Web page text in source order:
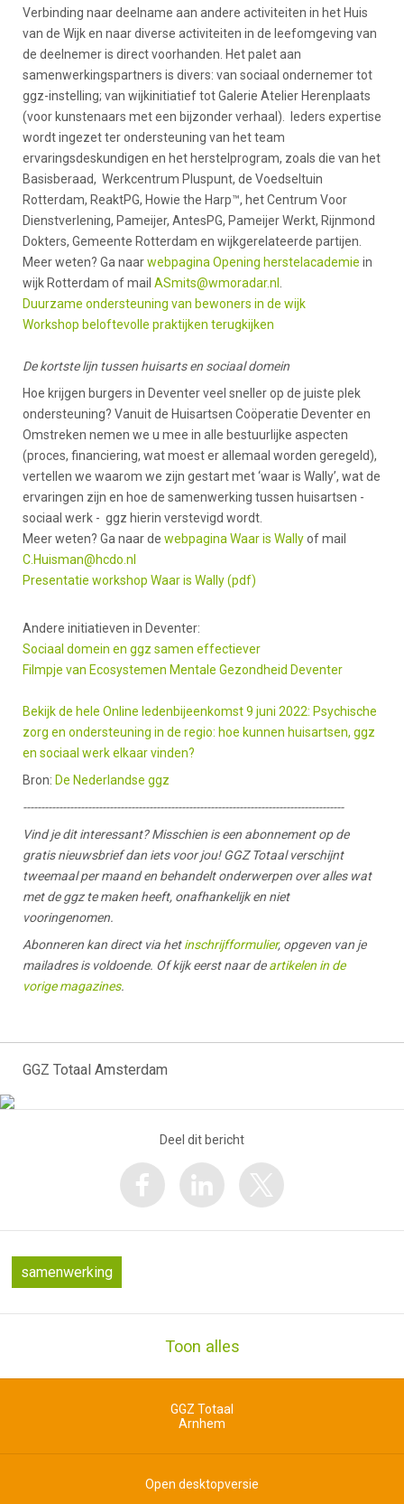
Verbinding naar deelname aan andere activiteiten in het Huis
van de Wijk en naar diverse activiteiten in de leefomgeving van
de deelnemer is direct voorhanden. Het palet aan
samenwerkingspartners is divers: van sociaal ondernemer tot
ggz-instelling; van wijkinitiatief tot Galerie Atelier Herenplaats
(voor kunstenaars met een bijzonder verhaal). Ieders expertise
wordt ingezet ter ondersteuning van het team
ervaringsdeskundigen en het herstelprogram, zoals die van het
Basisberaad, Werkcentrum Pluspunt, de Voedseltuin
Rotterdam, ReaktPG, Howie the Harp™, het Centrum Voor
Dienstverlening, Pameijer, AntesPG, Pameijer Werkt, Rijnmond
Dokters, Gemeente Rotterdam en wijkgerelateerde partijen.
Meer weten? Ga naarwebpagina Opening herstelacademie in
wijk Rotterdam of mail ASmits@wmoradar.nl
Duurzame ondersteuning van bewoners in de wijk
Workshop beloftevolle praktijken terugkijken
De kortste lijn tussen huisarts en sociaal domein
Hoe krijgen burgers in Deventer veel sneller op de juiste plek
ondersteuning? Vanuit de Huisartsen Coöperatie Deventer en
Omstreken nemen we u mee in alle bestuurlijke aspecten
(proces, financiering, wat moest er allemaal worden geregeld),
vertellen we waarom we zijn gestart met ‘waar is Wally’, wat de
ervaringen zijn en hoe de samenwerking tussen huisartsen -
sociaal werk - ggz hierin verstevigd wordt.
Meer weten? Ga naar de webpagina Waar is Wallyof mail
C.Huisman@hcdo.nl
Presentatie workshop Waar is Wally (pdf)
Andere initiatieven in Deventer:
Sociaal domein en ggz samen effectiever
Filmpje van Ecosystemen Mentale Gezondheid Deventer
Bekijk de hele Online ledenbijeenkomst 9 juni 2022: Psychische
zorg en ondersteuning in de regio: hoe kunnen huisartsen, ggz
en sociaal werk elkaar vinden?
Bron: De Nederlandse ggz
-----------------------------------------------------------------------------------------
Vind je dit interessant? Misschien is een abonnement op de
gratis nieuwsbrief dan iets voor jou! GGZ Totaal verschijnt
tweemaal per maand en behandelt onderwerpen over alles wat
met de ggz te maken heeft, onafhankelijk en niet
vooringenomen.
Abonneren kan direct via hetinschrijfformulier, opgeven van je
mailadres is voldoende. Of kijk eerst naar deartikelen in de
vorige magazines.
GGZ Totaal Amsterdam
Deel dit bericht
samenwerking
Toon alles
GGZ Totaal
Arnhem
Open desktopversie